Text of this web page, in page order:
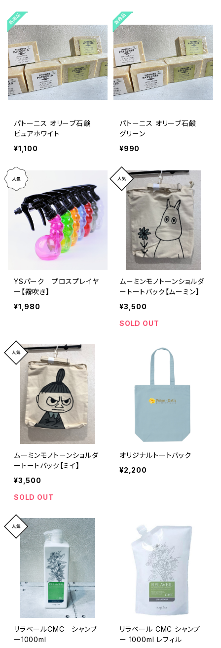
パトーニス オリーブ石鹸
ピュアホワイト
¥1,100
パトーニス オリーブ石鹸
グリーン
¥990
YSパーク プロスプレイヤ
ー【霧吹き】
¥1,980
ムーミンモノトーンショルダ
ートートバック【ムーミン】
¥3,500
SOLD OUT
ムーミンモノトーンショルダ
ートートバック【ミイ】
¥3,500
SOLD OUT
オリジナルトートバック
¥2,200
リラベールCMC シャンプ
ー1000ml
リラベール CMC シャンプ
ー 1000ml レフィル